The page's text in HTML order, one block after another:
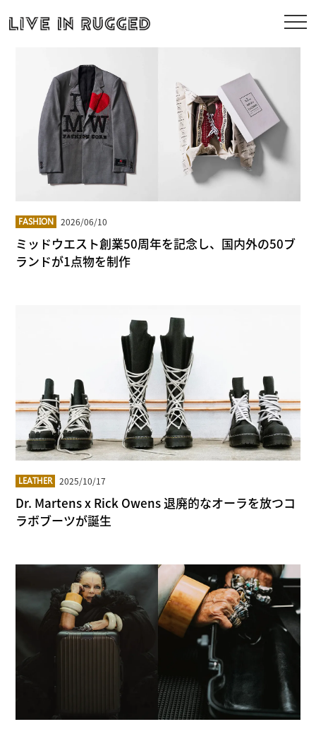
FASHION 2026/06/10
ミッドウエスト創業50周年を記念し、国内外の50ブ
ランドが1点物を制作
LEATHER 2025/10/17
Dr. Martens x Rick Owens 退廃的なオーラを放つコ
ラボブーツが誕生